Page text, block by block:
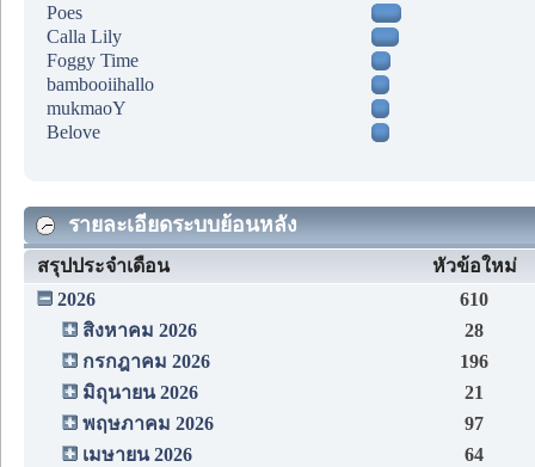
Poes
Calla Lily
Foggy Time
bambooiihallo
mukmaoY
Belove
รายละเอียดระบบย้อนหลัง
สรุปประจำเดือน
หัวข้อใหม่
2026
610
สิงหาคม 2026
28
กรกฎาคม 2026
196
มิถุนายน 2026
21
พฤษภาคม 2026
97
เมษายน 2026
64